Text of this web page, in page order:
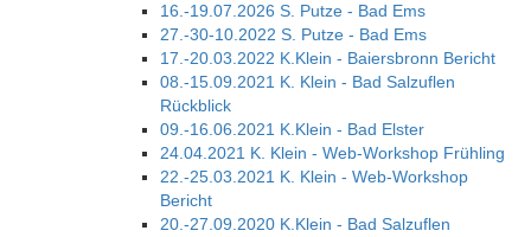
16.-19.07.2026 S. Putze - Bad Ems
27.-30-10.2022 S. Putze - Bad Ems
17.-20.03.2022 K.Klein - Baiersbronn Bericht
08.-15.09.2021 K. Klein - Bad Salzuflen
Rückblick
09.-16.06.2021 K.Klein - Bad Elster
24.04.2021 K. Klein - Web-Workshop Frühling
22.-25.03.2021 K. Klein - Web-Workshop
Bericht
20.-27.09.2020 K.Klein - Bad Salzuflen